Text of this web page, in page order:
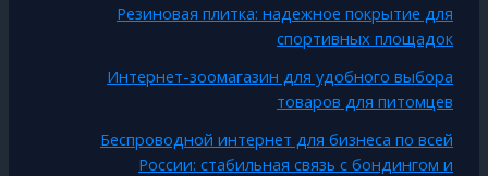
Резиновая плитка: надежное покрытие для
спортивных площадок
Интернет-зоомагазин для удобного выбора
товаров для питомцев
Беспроводной интернет для бизнеса по всей
России: стабильная связь с бондингом и